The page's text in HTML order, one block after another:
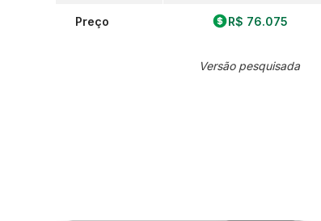
Preço R$ 76.075
Versão pesquisada